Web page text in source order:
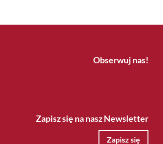
Obserwuj nas!
Zapisz się na nasz Newsletter
Zapisz się